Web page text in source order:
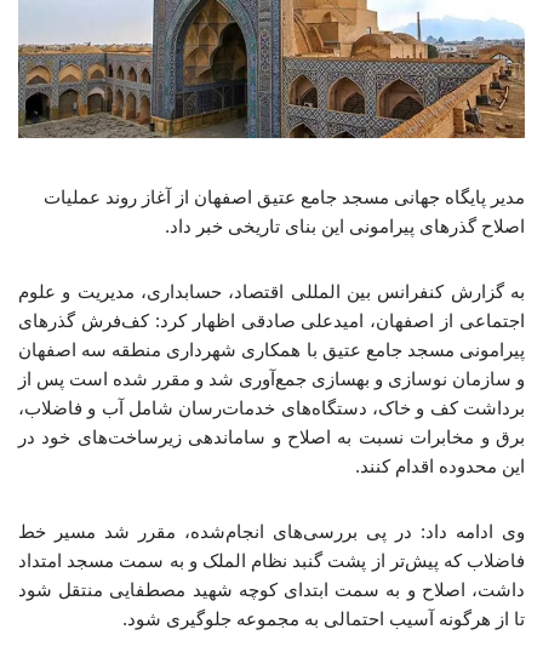
مدیر پایگاه جهانی مسجد جامع عتیق اصفهان از آغاز روند عملیات
اصلاح گذرهای پیرامونی این بنای تاریخی خبر داد.
به گزارش کنفرانس بین المللی اقتصاد، حسابداری، مدیریت و علوم
اجتماعی از اصفهان، امیدعلی صادقی اظهار کرد: کف‌فرش گذرهای
پیرامونی مسجد جامع عتیق با همکاری شهرداری منطقه سه اصفهان
و سازمان نوسازی و بهسازی جمع‌آوری شد و مقرر شده است پس از
برداشت کف و خاک، دستگاه‌های خدمات‌رسان شامل آب و فاضلاب،
برق و مخابرات نسبت به اصلاح و ساماندهی زیرساخت‌های خود در
این محدوده اقدام کنند.
وی ادامه داد: در پی بررسی‌های انجام‌شده، مقرر شد مسیر خط
فاضلاب که پیش‌تر از پشت گنبد نظام الملک و به سمت مسجد امتداد
داشت، اصلاح و به سمت ابتدای کوچه شهید مصطفایی منتقل شود
تا از هرگونه آسیب احتمالی به مجموعه جلوگیری شود.